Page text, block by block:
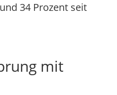
34 Prozent seit
mit